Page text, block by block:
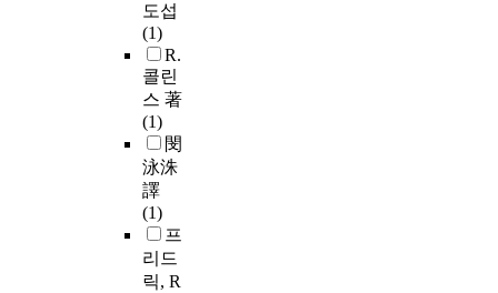
도섭
(1)
R.
콜린
스 著
(1)
閔
泳洙
譯
(1)
프
리드
릭, R